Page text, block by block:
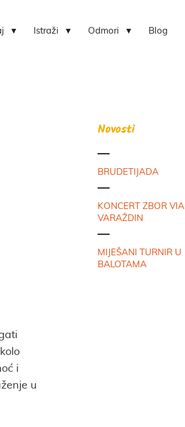
Istraži Odmori Blog
i
u
Novosti
BRUDETIJADA
KONCERT ZBOR VIA
VARAŽDIN
MIJEŠANI TURNIR U
BALOTAMA